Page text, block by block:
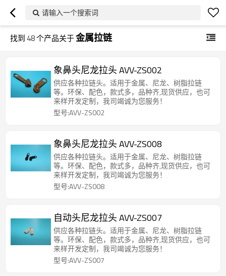
请输入一个搜索词
找到 48个产品关于金属拉链
象鼻头尼龙拉头 AVV-ZS002
供应各种拉链头。适用于金属、尼龙、树脂拉链
等。环保、配色，款式多，品种齐,现货供应，也可
来样开发定制，我司竭诚为您服务！
型号:AVV-ZS002
象鼻头尼龙拉头 AVV-ZS008
供应各种拉链头。适用于金属、尼龙、树脂拉链
等。环保、配色，款式多，品种齐,现货供应，也可
来样开发定制，我司竭诚为您服务！
型号:AVV-ZS008
自动头尼龙拉头 AVV-ZS007
供应各种拉链头。适用于金属、尼龙、树脂拉链
等。环保、配色，款式多，品种齐,现货供应，也可
来样开发定制，我司竭诚为您服务！
型号:AVV-ZS007